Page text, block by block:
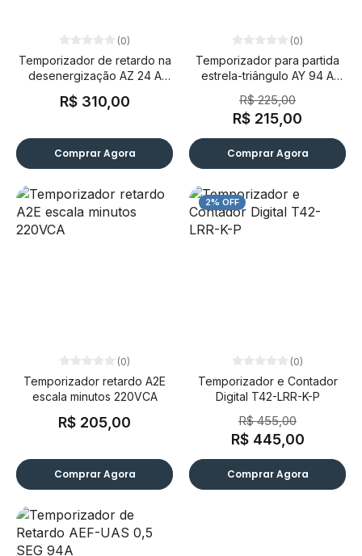
(0)
Temporizador de retardo na
desenergização AZ 24 A
R$ 310,00
Comprar Agora
(0)
Temporizador para partida
estrela-triângulo AY 94 A
242VCA
R$ 225,00
R$ 215,00
Comprar Agora
(0)
Temporizador retardo A2E
escala minutos 220VCA
R$ 205,00
Comprar Agora
2% OFF
(0)
Temporizador e Contador
Digital T42-LRR-K-P
R$ 455,00
R$ 445,00
Comprar Agora